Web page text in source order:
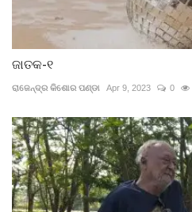
ଜାତକ-୧
ରାଜେନ୍ଦ୍ର କିଶୋର ପଣ୍ଡା Apr 9, 2023 0